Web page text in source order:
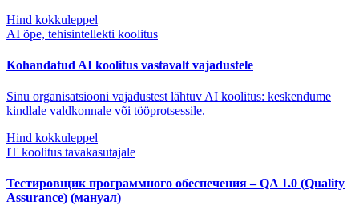
Hind kokkuleppel
AI õpe, tehisintellekti koolitus
Kohandatud AI koolitus vastavalt vajadustele
Sinu organisatsiooni vajadustest lähtuv AI koolitus: keskendume
kindlale valdkonnale või tööprotsessile.
Hind kokkuleppel
IT koolitus tavakasutajale
Тестировщик программного обеспечения – QA 1.0 (Quality
Assurance) (мануал)